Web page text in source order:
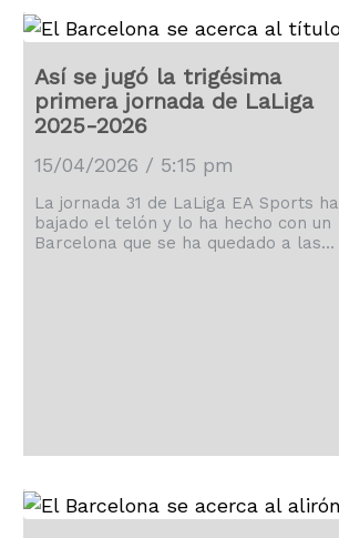
Así se jugó la trigésima
primera jornada de LaLiga
2025-2026
15/04/2026 / 5:15 pm
La jornada 31 de LaLiga EA Sports ha
bajado el telón y lo ha hecho con un
Barcelona que se ha quedado a las